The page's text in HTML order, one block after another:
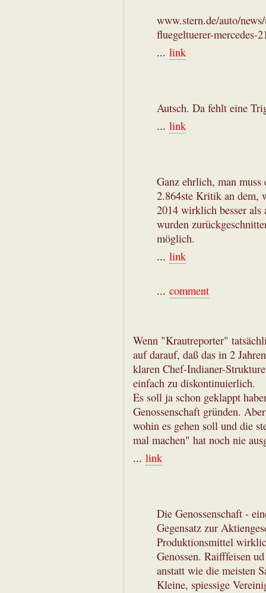
www.stern.de/auto/
fluegeltuerer-mercedes-
... link
Autsch. Da fehlt eine
... link
Ganz ehrlich, man
2.864ste Kritik an dem,
2014 wirklich besser als
wurden
möglich.
... link
... comment
Wenn "Krautreporter"
auf darauf, daß das in 2
klaren Chef-Indianer-
einfach zu diskontinuierlich.
Es soll ja schon geklappt
Genossenschaft gründen.
wohin es gehen soll und die
mal machen" hat noch nie
... link
Die Genossenschaft -
Gegensatz zur
Produktionsmittel
Genossen. Raifffeisen
anstatt wie die meisten
Kleine, spiessige